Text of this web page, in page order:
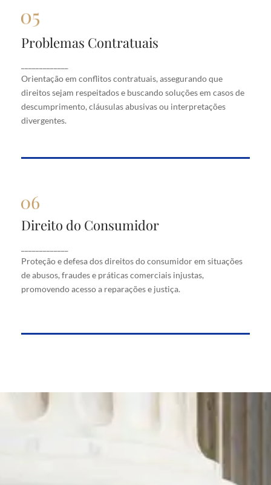
Problemas Contratuais
Orientação em conflitos contratuais, assegurando que
direitos sejam respeitados e buscando soluções em casos de
descumprimento, cláusulas abusivas ou interpretações
divergentes.
Problemas Contratuais
que direitos sejam respeitados e buscando soluções
em casos de descumprimento, cláusulas abusivas
ou interpretações divergentes.
Direito do Consumidor
Proteção e defesa dos direitos do consumidor em situações
de abusos, fraudes e práticas comerciais injustas,
promovendo acesso a reparações e justiça.
Direito do Consumidor
situações de abusos, fraudes e práticas comerciais
injustas, promovendo acesso a reparações e justiça.